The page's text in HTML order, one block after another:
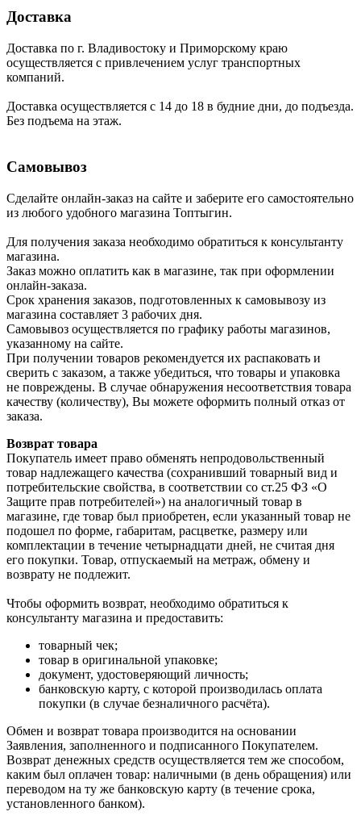
Доставка
Доставка по г. Владивостоку и Приморскому краю
осуществляется с привлечением услуг транспортных
компаний.
Доставка осуществляется с 14 до 18 в будние дни, до подъезда.
Без подъема на этаж.
Самовывоз
Сделайте онлайн-заказ на сайте и заберите его самостоятельно
из любого удобного магазина Топтыгин.
Для получения заказа необходимо обратиться к консультанту
магазина.
Заказ можно оплатить как в магазине, так при оформлении
онлайн-заказа.
Срок хранения заказов, подготовленных к самовывозу из
магазина составляет 3 рабочих дня.
Самовывоз осуществляется по графику работы магазинов,
указанному на сайте.
При получении товаров рекомендуется их распаковать и
сверить с заказом, а также убедиться, что товары и упаковка
не повреждены. В случае обнаружения несоответствия товара
качеству (количеству), Вы можете оформить полный отказ от
заказа.
Возврат товара
Покупатель имеет право обменять непродовольственный
товар надлежащего качества (сохранивший товарный вид и
потребительские свойства, в соответствии со ст.25 ФЗ «О
Защите прав потребителей») на аналогичный товар в
магазине, где товар был приобретен, если указанный товар не
подошел по форме, габаритам, расцветке, размеру или
комплектации в течение четырнадцати дней, не считая дня
его покупки. Товар, отпускаемый на метраж, обмену и
возврату не подлежит.
Чтобы оформить возврат, необходимо обратиться к
консультанту магазина и предоставить:
товарный чек;
товар в оригинальной упаковке;
документ, удостоверяющий личность;
банковскую карту, с которой производилась оплата
покупки (в случае безналичного расчёта).
Обмен и возврат товара производится на основании
Заявления, заполненного и подписанного Покупателем.
Возврат денежных средств осуществляется тем же способом,
каким был оплачен товар: наличными (в день обращения) или
переводом на ту же банковскую карту (в течение срока,
установленного банком).